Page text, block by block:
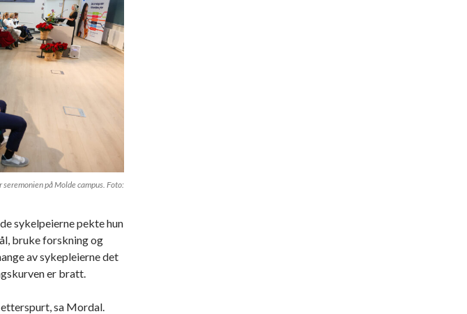
på Molde campus. Foto:
sykelpeierne pekte hun
bruke forskning og
av sykepleierne det
er bratt.
sa Mordal.